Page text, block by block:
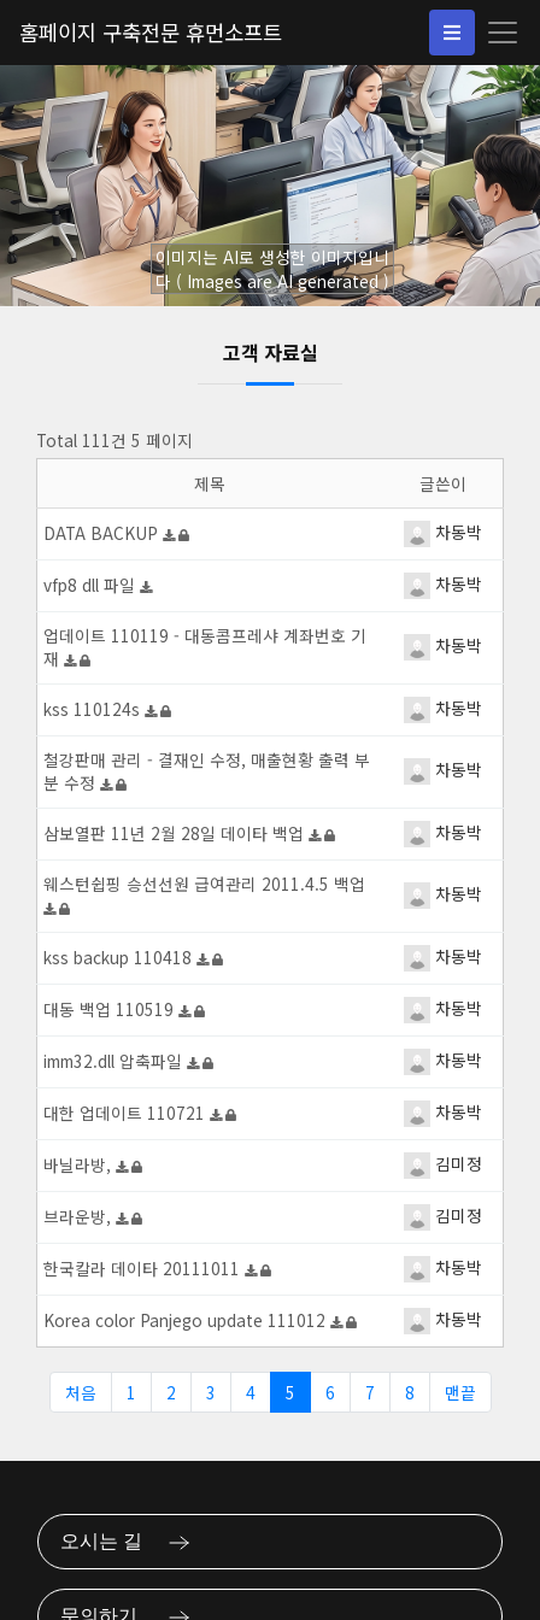
홈페이지 구축전문 휴먼소프트
이미지는 AI로 생성한 이미지입니
다 ( Images are AI generated )
고객 자료실
Total 111건 5 페이지
제목
글쓴이
DATA BACKUP 차동박
vfp8 dll 파일 차동박
업데이트 110119 - 대동콤프레샤 계좌번호 기
재
차동박
kss 110124s 차동박
철강판매 관리 - 결재인 수정, 매출현황 출력 부
분 수정
차동박
삼보열판 11년 2월 28일 데이타 백업 차동박
웨스턴쉽핑 승선선원 급여관리 2011.4.5 백업 차동박
kss backup 110418 차동박
대동 백업 110519 차동박
imm32.dll 압축파일 차동박
대한 업데이트 110721 차동박
바닐라방, 김미정
브라운방, 김미정
한국칼라 데이타 20111011 차동박
Korea color Panjego update 111012 차동박
처음 1 2 3 4 5 6 7 8 맨끝
오시는 길